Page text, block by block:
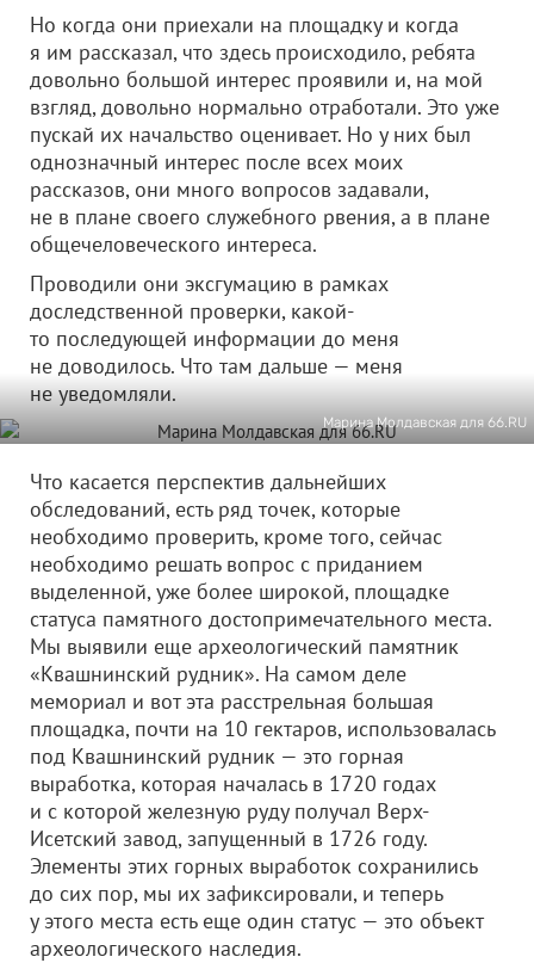
Но когда они приехали на площадку и когда
я им рассказал, что здесь происходило, ребята
довольно большой интерес проявили и, на мой
взгляд, довольно нормально отработали. Это уже
пускай их начальство оценивает. Но у них был
однозначный интерес после всех моих
рассказов, они много вопросов задавали,
не в плане своего служебного рвения, а в плане
общечеловеческого интереса.
Проводили они эксгумацию в рамках
доследственной проверки, какой-
то последующей информации до меня
не доводилось. Что там дальше — меня
не уведомляли.
Марина Молдавская для 66.RU
Что касается перспектив дальнейших
обследований, есть ряд точек, которые
необходимо проверить, кроме того, сейчас
необходимо решать вопрос с приданием
выделенной, уже более широкой, площадке
статуса памятного достопримечательного места.
Мы выявили еще археологический памятник
«Квашнинский рудник». На самом деле
мемориал и вот эта расстрельная большая
площадка, почти на 10 гектаров, использовалась
под Квашнинский рудник — это горная
выработка, которая началась в 1720 годах
и с которой железную руду получал Верх-
Исетский завод, запущенный в 1726 году.
Элементы этих горных выработок сохранились
до сих пор, мы их зафиксировали, и теперь
у этого места есть еще один статус — это объект
археологического наследия.